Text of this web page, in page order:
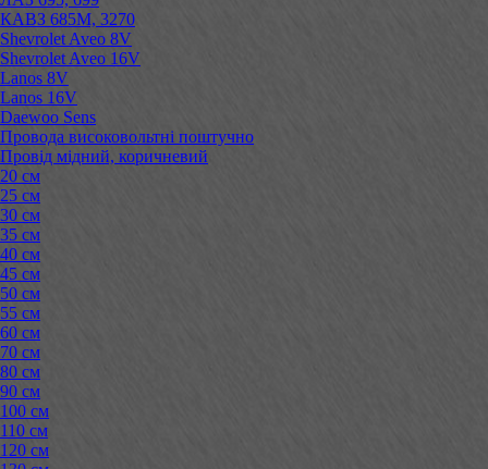
КАВЗ 685М, 3270
Shevrolet Aveo 8V
Shevrolet Aveo 16V
Lanos 8V
Lanos 16V
Daewoo Sens
Провода високовольтні поштучно
Провід мідний, коричневий
20 см
25 см
30 см
35 см
40 см
45 см
50 см
55 см
60 см
70 см
80 см
90 см
100 см
110 см
120 см